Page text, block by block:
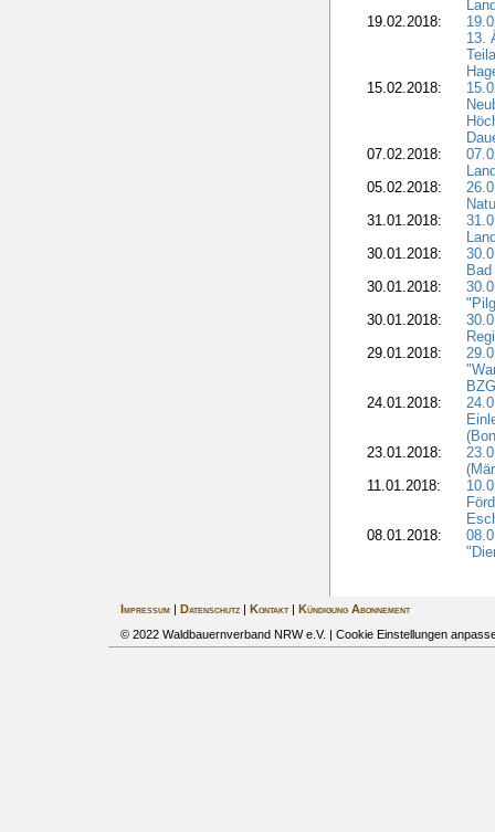
19.02.2018:
13.
15.02.2018:
07.02.2018:
05.02.2018:
31.01.2018:
30.01.2018:
30.01.2018:
30.01.2018:
29.01.2018:
24.01.2018:
23.01.2018:
11.01.2018:
08.01.2018:
Impressum| Datenschutz| Kontakt|
Kündigung Abonnement
© 2022 Waldbauernverband NRW e.V. | Cookie Einstellungen